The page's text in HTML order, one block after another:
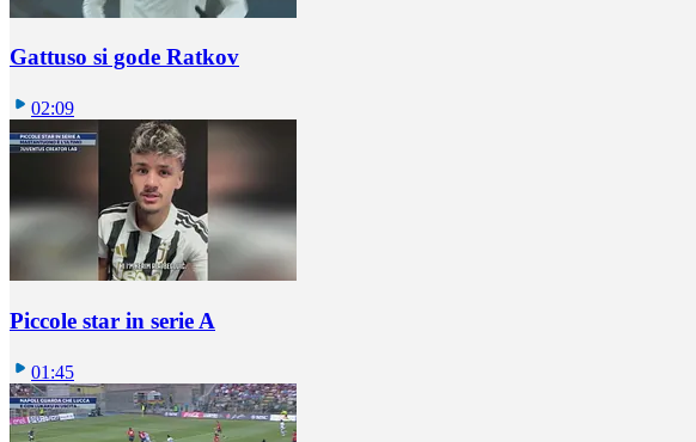
Gattuso si gode Ratkov
02:09
Piccole star in serie A
01:45